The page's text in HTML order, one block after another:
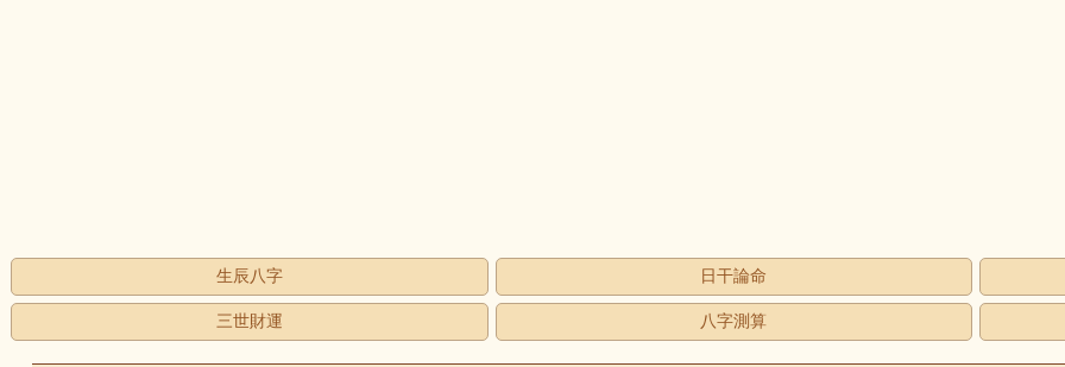
生辰八字 日干論命
三世財運 八字測算